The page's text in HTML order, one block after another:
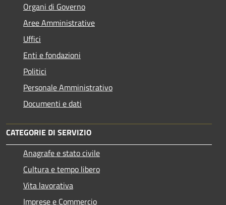
Organi di Governo
Aree Amministrative
Uffici
Enti e fondazioni
Politici
Personale Amministrativo
Documenti e dati
CATEGORIE DI SERVIZIO
Anagrafe e stato civile
Cultura e tempo libero
Vita lavorativa
Imprese e Commercio